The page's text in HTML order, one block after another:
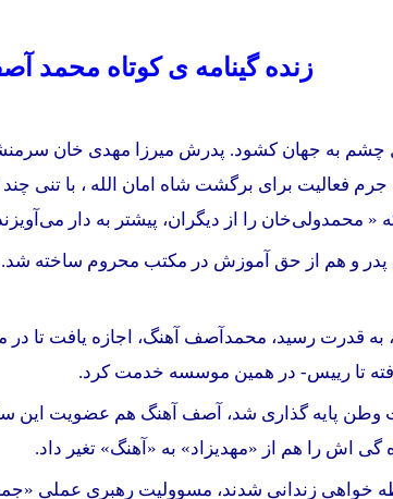
زنده گینامه ی کوتاه محمد
دوم بود. میرزا مهدی خان در سال 1312 به جرم فعالیت برای
را از دیگران، پیشتر به دار
و هم از حق آموزش در مکتب محروم ساخته شد. و
تا رییس- در همین موسسه خدمت کرد.
جدی سال ۱۳٢٩ خورشيدی جمعیت وطن پایه گذاری شد، آصف
گی اش را هم از «مهدیزاد» به «آهنگ» تغیر داد.